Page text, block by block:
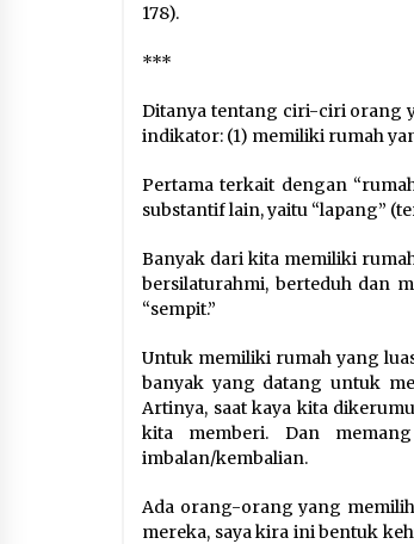
178).
***
Ditanya tentang ciri-ciri orang
indikator: (1) memiliki rumah
Pertama terkait dengan
substantif lain, yaitu “lapang”
Banyak dari kita memiliki
bersilaturahmi, berteduh dan
“sempit.”
Untuk memiliki rumah yang
banyak yang datang untuk
Artinya, saat kaya kita
kita memberi. Dan
imbalan/kembalian.
Ada orang-orang yang
mereka, saya kira ini bentuk